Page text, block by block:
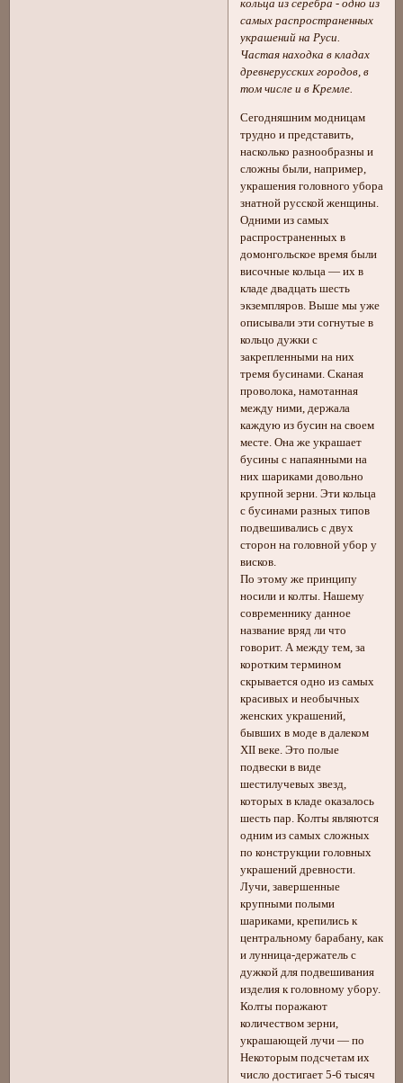
кольца из серебра - одно из
самых распространенных
украшений на Руси.
Частая находка в кладах
древнерусских городов, в
том числе и в Кремле.
Сегодняшним модницам
трудно и представить,
насколько разнообразны и
сложны были, например,
украшения головного убора
знатной русской женщины.
Одними из самых
распространенных в
домонгольское время были
височные кольца — их в
кладе двадцать шесть
экземпляров. Выше мы уже
описывали эти согнутые в
кольцо дужки с
закрепленными на них
тремя бусинами. Сканая
проволока, намотанная
между ними, держала
каждую из бусин на своем
месте. Она же украшает
бусины с напаянными на
них шариками довольно
крупной зерни. Эти кольца
с бусинами разных типов
подвешивались с двух
сторон на головной убор у
висков.
По этому же принципу
носили и колты. Нашему
современнику данное
название вряд ли что
говорит. А между тем, за
коротким термином
скрывается одно из самых
красивых и необычных
женских украшений,
бывших в моде в далеком
XII веке. Это полые
подвески в виде
шестилучевых звезд,
которых в кладе оказалось
шесть пар. Колты являются
одним из самых сложных
по конструкции головных
украшений древности.
Лучи, завершенные
крупными полыми
шариками, крепились к
центральному барабану, как
и лунница-держатель с
дужкой для подвешивания
изделия к головному убору.
Колты поражают
количеством зерни,
украшающей лучи — по
Некоторым подсчетам их
число достигает 5-6 тысяч